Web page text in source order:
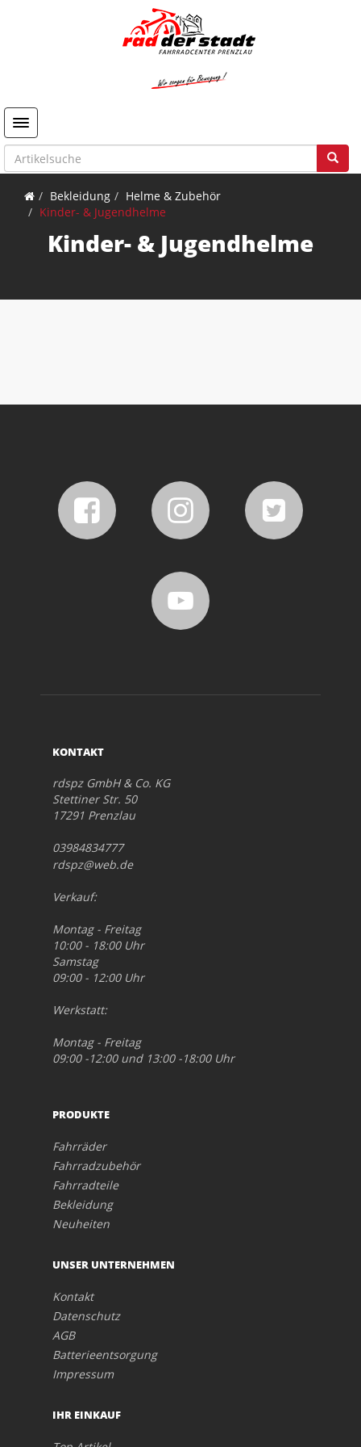
Toggle navigation
Bekleidung
Helme & Zubehör
Kinder- & Jugendhelme
Kinder- & Jugendhelme
KONTAKT
rdspz GmbH & Co. KG
Stettiner Str. 50
17291 Prenzlau
03984834777
rdspz@web.de
Verkauf:
Montag - Freitag
10:00 - 18:00 Uhr
Samstag
09:00 - 12:00 Uhr
Werkstatt:
Montag - Freitag
09:00 -12:00 und 13:00 -18:00 Uhr
PRODUKTE
Fahrräder
Fahrradzubehör
Fahrradteile
Bekleidung
Neuheiten
UNSER UNTERNEHMEN
Kontakt
Datenschutz
AGB
Batterieentsorgung
Impressum
IHR EINKAUF